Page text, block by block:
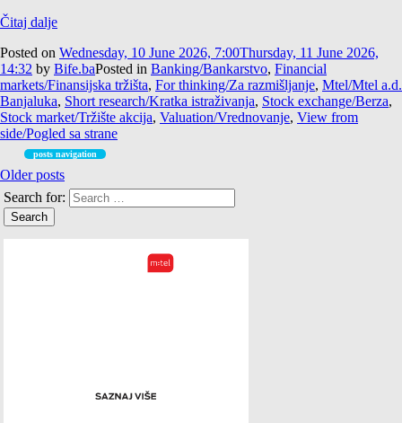
Čitaj dalje
Posted on Wednesday, 10 June 2026, 7:00Thursday, 11 June 2026,
14:32 by Bife.baPosted in Banking/Bankarstvo, Financial
markets/Finansijska tržišta, For thinking/Za razmišljanje, Mtel/Mtel a.d.
Banjaluka, Short research/Kratka istraživanja, Stock exchange/Berza,
Stock market/Tržište akcija, Valuation/Vrednovanje, View from
side/Pogled sa strane
posts navigation
Older posts
Search for: